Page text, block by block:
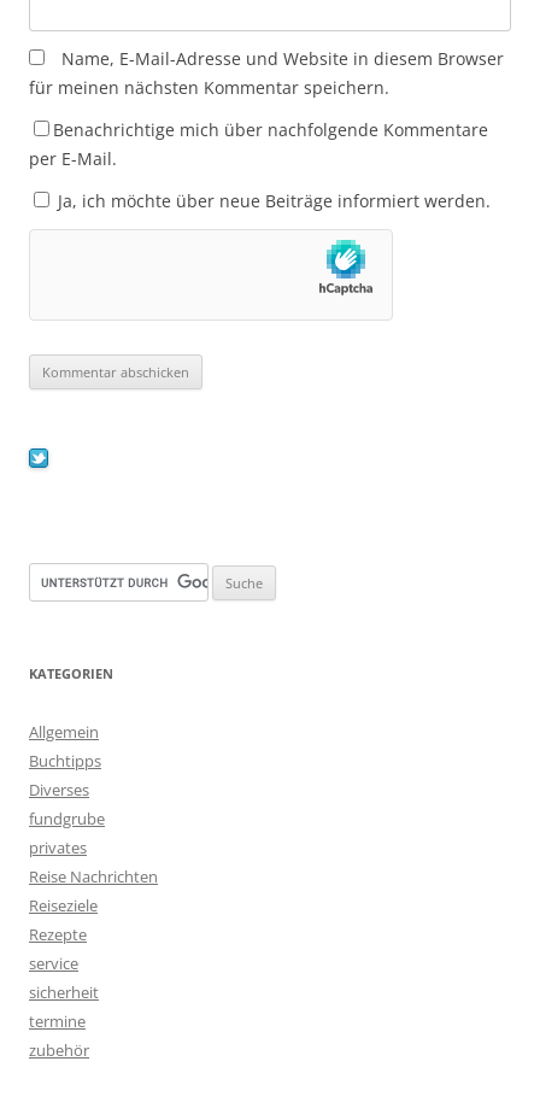
Name, E-Mail-Adresse und Website in diesem Browser
für meinen nächsten Kommentar speichern.
Benachrichtige mich über nachfolgende Kommentare
per E-Mail.
Ja, ich möchte über neue Beiträge informiert werden.
KATEGORIEN
Allgemein
Buchtipps
Diverses
fundgrube
privates
Reise Nachrichten
Reiseziele
Rezepte
service
sicherheit
termine
zubehör